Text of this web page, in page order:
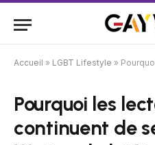
Accueil » LGBT Lifestyle » Pourquoi les lecteurs
Pourquoi les
continuent de